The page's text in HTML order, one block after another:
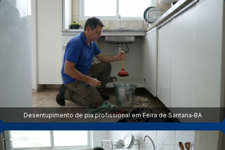
Desentupimento de pia profissional em Feira de Santana‑BA